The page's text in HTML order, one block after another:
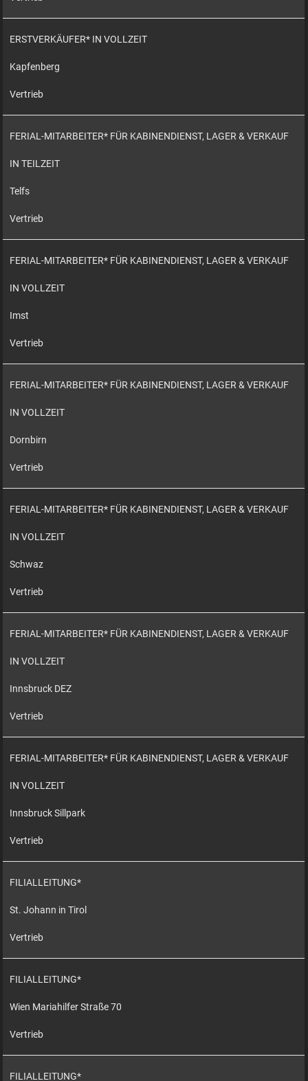
ERSTVERKÄUFER* IN VOLLZEIT
Kapfenberg
Vertrieb
FERIAL-MITARBEITER* FÜR KABINENDIENST, LAGER & VERKAUF
IN TEILZEIT
Telfs
Vertrieb
FERIAL-MITARBEITER* FÜR KABINENDIENST, LAGER & VERKAUF
IN VOLLZEIT
Imst
Vertrieb
FERIAL-MITARBEITER* FÜR KABINENDIENST, LAGER & VERKAUF
IN VOLLZEIT
Dornbirn
Vertrieb
FERIAL-MITARBEITER* FÜR KABINENDIENST, LAGER & VERKAUF
IN VOLLZEIT
Schwaz
Vertrieb
FERIAL-MITARBEITER* FÜR KABINENDIENST, LAGER & VERKAUF
IN VOLLZEIT
Innsbruck DEZ
Vertrieb
FERIAL-MITARBEITER* FÜR KABINENDIENST, LAGER & VERKAUF
IN VOLLZEIT
Innsbruck Sillpark
Vertrieb
FILIALLEITUNG*
St. Johann in Tirol
Vertrieb
FILIALLEITUNG*
Wien Mariahilfer Straße 70
Vertrieb
FILIALLEITUNG*